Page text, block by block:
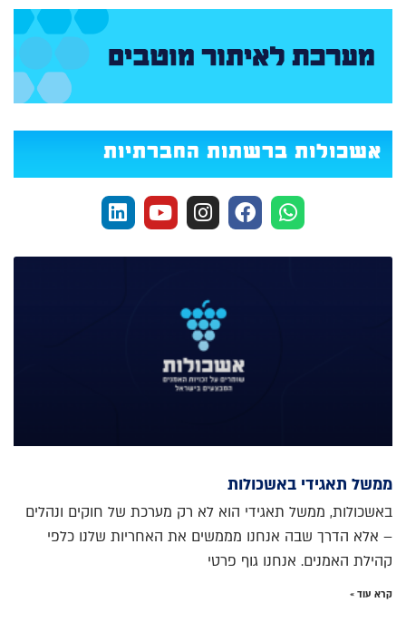
אשכולות ברשתות החברתיות
ממשל תאגידי באשכולות
באשכולות, ממשל תאגידי הוא לא רק מערכת של חוקים ונהלים
– אלא הדרך שבה אנחנו מממשים את האחריות שלנו כלפי
קהילת האמנים. אנחנו גוף פרטי
קרא עוד »